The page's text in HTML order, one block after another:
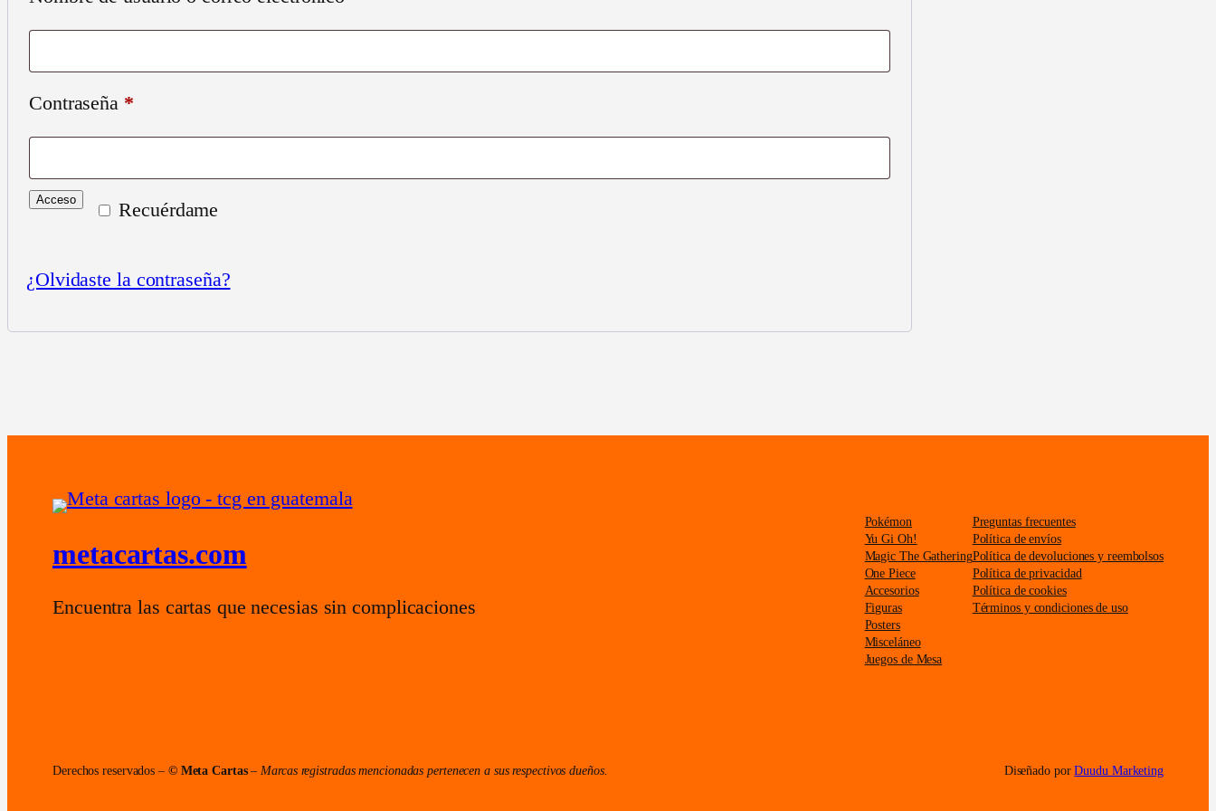
Contraseña *Obligatorio
Recuérdame
Acceso
¿Olvidaste la contraseña?
metacartas.com
Encuentra las cartas que necesias sin complicaciones
Pokémon
Yu Gi Oh!
Magic The Gathering
One Piece
Accesorios
Figuras
Posters
Misceláneo
Juegos de Mesa
Preguntas frecuentes
Política de envíos
Política de devoluciones y reembolsos
Política de privacidad
Política de cookies
Términos y condiciones de uso
Derechos reservados – © Meta Cartas–Marcas registradas mencionadas pertenecen a sus respectivos dueños. Diseñado porDuudu Marketing